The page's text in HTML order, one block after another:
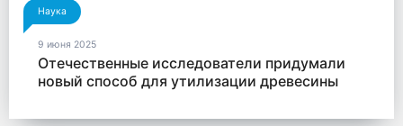
Наука
9 июня 2025
Отечественные исследователи придумали
новый способ для утилизации древесины